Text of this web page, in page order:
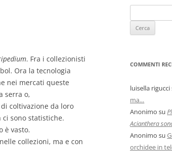
. Fra i collezionisti
Ora la tecnologia
nei mercati queste
serra o,
coltivazione da loro
sono statistiche.
è vasto.
collezioni, ma e con
COMMENTI
luisella rigucci
ma…
Anonimo su
Acianthera
Anonimo su
orchidee in